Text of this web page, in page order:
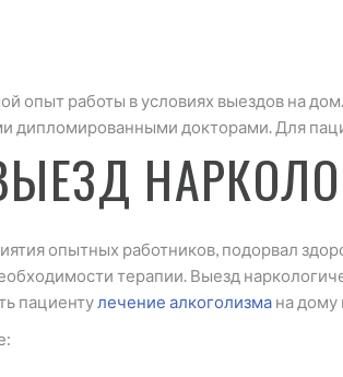
опыт работы в условиях выездов на
докторами. Для
опытных работников, подорвал
терапии. Выезд
пациенту лечение алкоголизма на дому